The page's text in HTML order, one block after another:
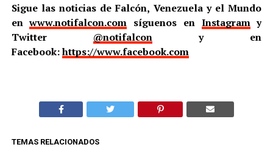
Sigue las noticias de Falcón, Venezuela y el Mundo
enwww.notifalcon.com síguenos en Instagramy
Twitter @notifalcony en
Facebook:https://www.facebook.com
TEMAS RELACIONADOS